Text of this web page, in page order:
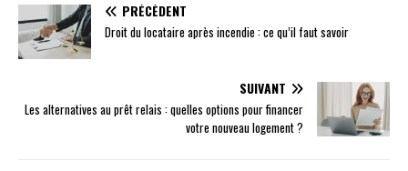
PRÉCÉDENT
Droit du locataire après incendie : ce qu’il faut savoir
SUIVANT
Les alternatives au prêt relais : quelles options pour financer
votre nouveau logement ?